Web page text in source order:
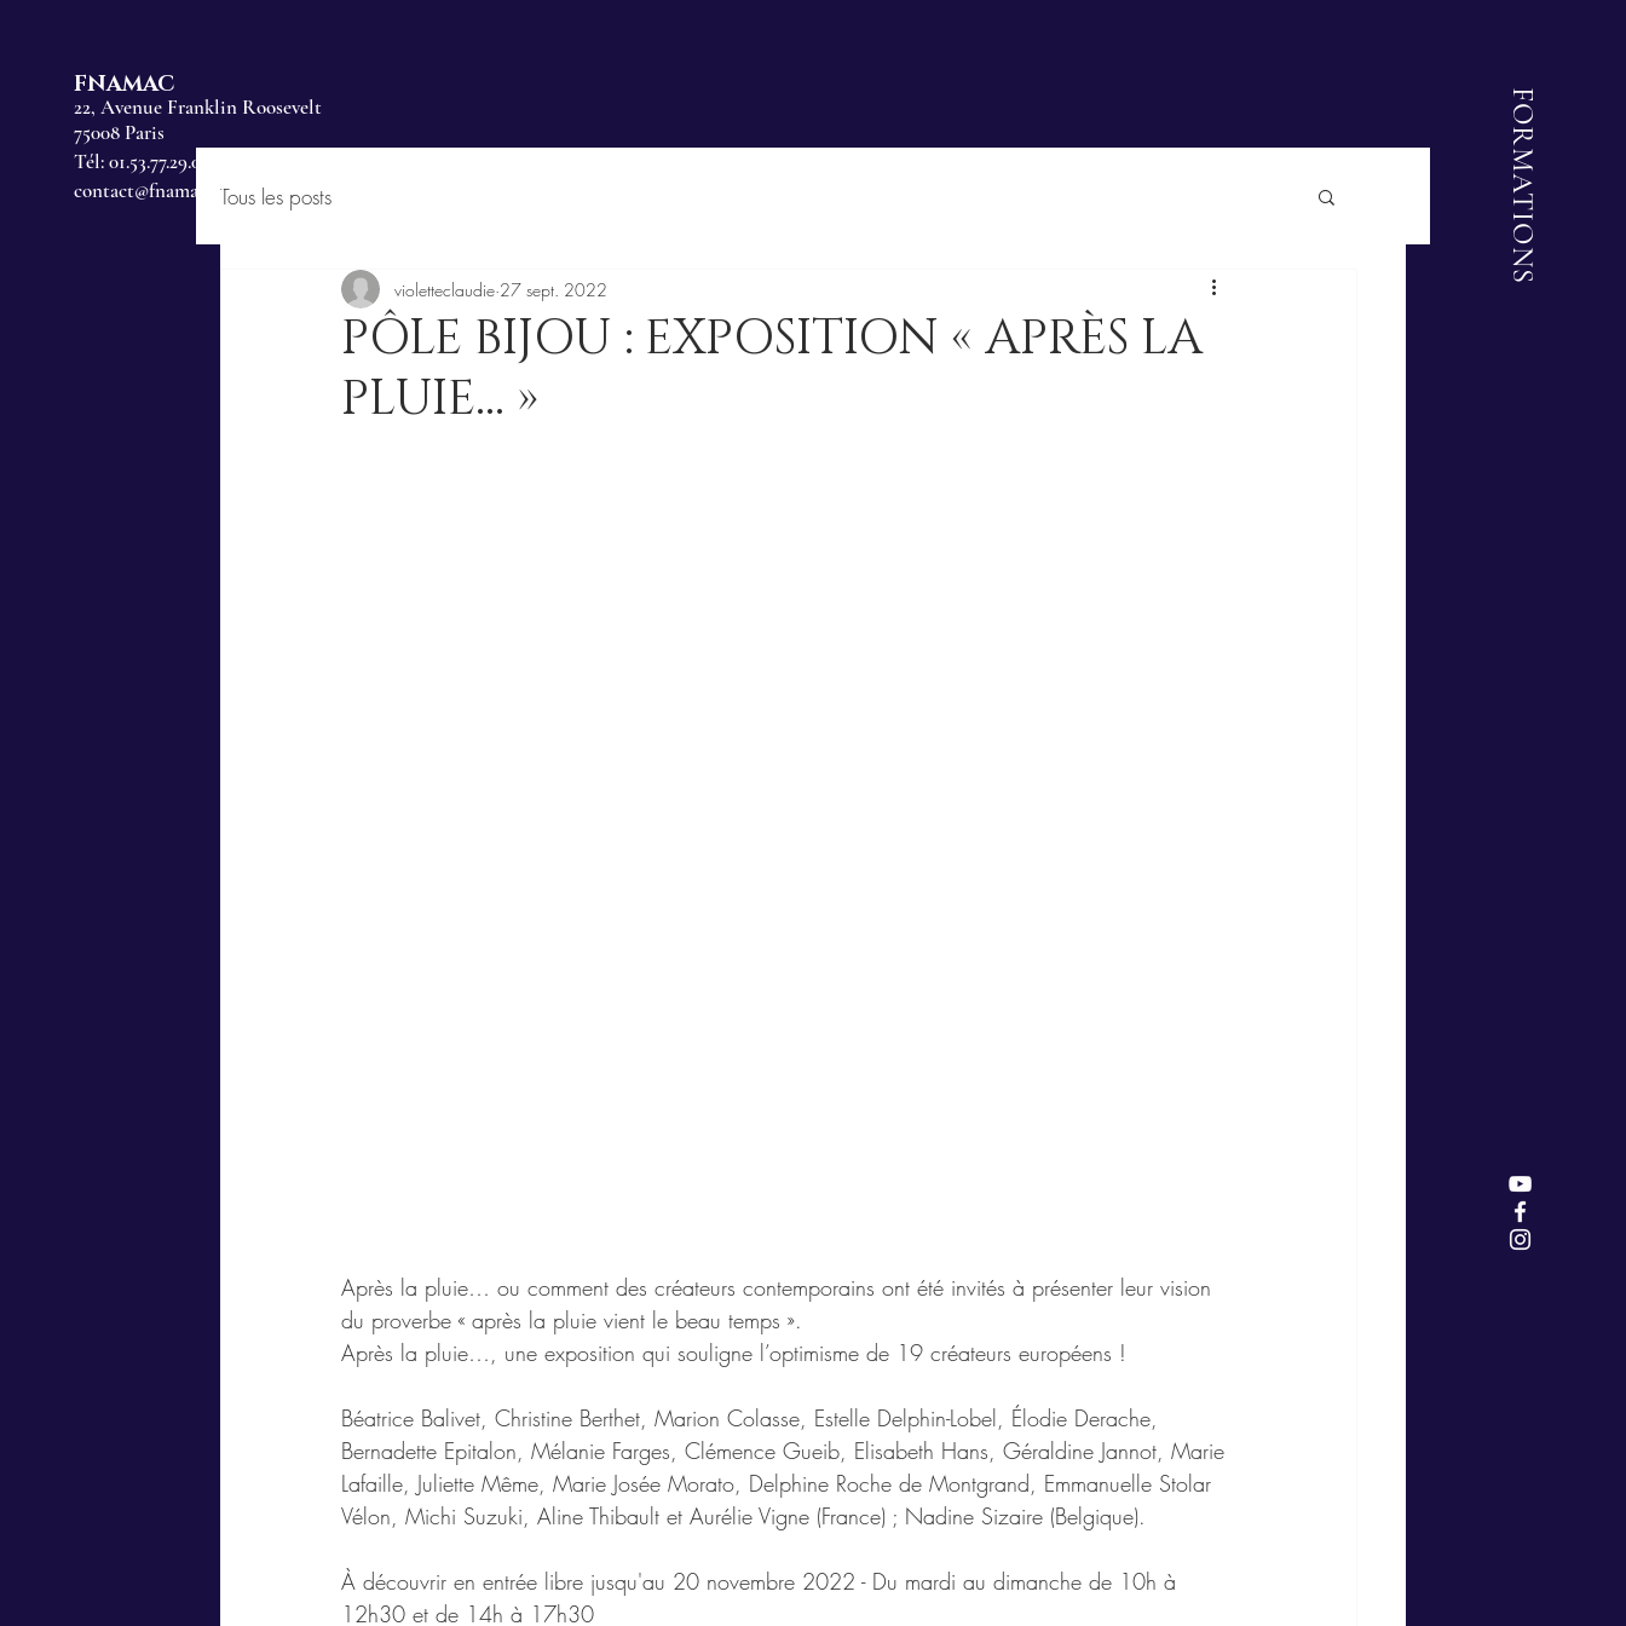
FNAMAC
22, Avenue Franklin Roosevelt
75008 Paris
Tél: 01.53.77.29.00
contact@fnamac.fr
FORMATIONS
Tous les posts
PÔLE BIJOU : EXPOSITION « APRÈS LA
PLUIE... »
violetteclaudie 27 sept. 2022
Après la pluie… ou comment des créateurs contemporains ont été invités à présenter leur vision
du proverbe « après la pluie vient le beau temps ».
Après la pluie…, une exposition qui souligne l’optimisme de 19 créateurs européens !
Béatrice Balivet, Christine Berthet, Marion Colasse, Estelle Delphin-Lobel, Élodie Derache,
Bernadette Epitalon, Mélanie Farges, Clémence Gueib, Elisabeth Hans, Géraldine Jannot, Marie
Lafaille, Juliette Même, Marie Josée Morato, Delphine Roche de Montgrand, Emmanuelle Stolar
Vélon, Michi Suzuki, Aline Thibault et Aurélie Vigne (France) ; Nadine Sizaire (Belgique).
À découvrir en entrée libre jusqu'au 20 novembre 2022 - Du mardi au dimanche de 10h à
12h30 et de 14h à 17h30